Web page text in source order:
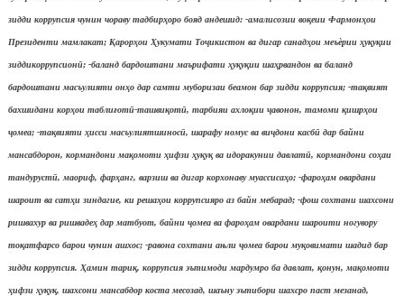
зидди коррупсия чунин чораву тадбирҳоро бояд андешид: -амалисозии воқеии Фармонҳои
Президенти мамлакат; Қарорҳои Ҳукумати Тоҷикистон ва дигар санадҳои меъѐрии ҳуқуқии
зиддикоррупсионӣ; -баланд бардоштани маърифати ҳуқуқии шаҳрвандон ва баланд
бардоштани масъулияти онҳо дар самти муборизаи беамон бар зидди коррупсия; -тақвият
бахшидани корҳои таблиғотӣ-ташвиқотӣ, тарбияи ахлоқии ҷавонон, тамоми қишрҳои
ҷомеа; -тақвияти ҳисси масъулиятшиносӣ, шарафу номус ва виҷдони касбӣдар байни
мансабдорон, кормандони мақомоти ҳифзи ҳуқуқва идоракунии давлатӣ, кормандони соҳаи
тандурустӣ, маориф, фарҳанг, варзиш ва дигар корхонаву муассисаҳо; -фароҳам овардани
шароит ва сатҳи зиндагие, ки решаҳои коррупсияро аз байн мебарад; -фош сохтани шахсони
ришвахур ва ришвадеҳдар матбуот, байни ҷомеа ва фароҳам овардани шароити ногувору
тоқатфарсо барои чунин ашхос; -равона сохтани ањли ҷомеа барои муқовимати шадид бар
зидди коррупсия. Ҳамин тариқ, коррупсия эътимоди мардумро ба давлат, қонун, мақомоти
ҳифзи ҳуқуқ, шахсони мансабдор коста месозад, шаъну эътибори шахсро паст мезанад,